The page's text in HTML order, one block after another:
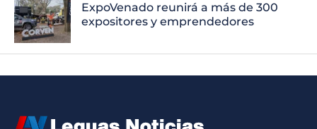
ExpoVenado reunirá a más de 300
expositores y emprendedores